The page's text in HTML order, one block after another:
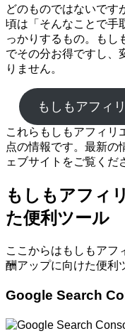
どのものではないです
頃は「そんなことで手
っかりするもの。もし
でその分お得ですし、
りません。
もしもアフィ
これらもしもアフィリ
点の情報です。最新の
ェブサイトをご覧くだ
もしもアフィ
た便利ツール
ここからはもしもアフ
酬アップに向けた便利
Google Search